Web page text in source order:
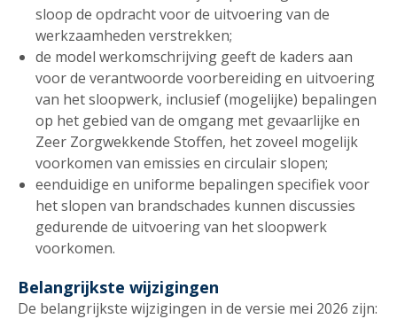
sloop de opdracht voor de uitvoering van de
werkzaamheden verstrekken;
de model werkomschrijving geeft de kaders aan
voor de verantwoorde voorbereiding en uitvoering
van het sloopwerk, inclusief (mogelijke) bepalingen
op het gebied van de omgang met gevaarlijke en
Zeer Zorgwekkende Stoffen, het zoveel mogelijk
voorkomen van emissies en circulair slopen;
eenduidige en uniforme bepalingen specifiek voor
het slopen van brandschades kunnen discussies
gedurende de uitvoering van het sloopwerk
voorkomen.
Belangrijkste wijzigingen
De belangrijkste wijzigingen in de versie mei 2026 zijn: